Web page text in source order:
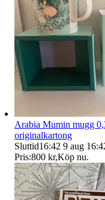
Arabia Mumin mugg
originalkartong
Sluttid16:42 9 aug
Pris:800 kr,Köp nu.